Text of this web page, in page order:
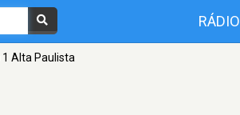
RÁDIO
Alta Paulista